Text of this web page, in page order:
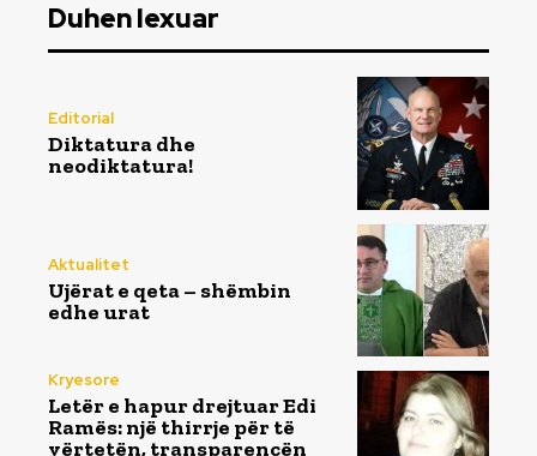
Duhen lexuar
Editorial
Diktatura dhe
neodiktatura!
Aktualitet
Ujërat e qeta – shëmbin
edhe urat
Kryesore
Letër e hapur drejtuar Edi
Ramës: një thirrje për të
vërtetën, transparencën